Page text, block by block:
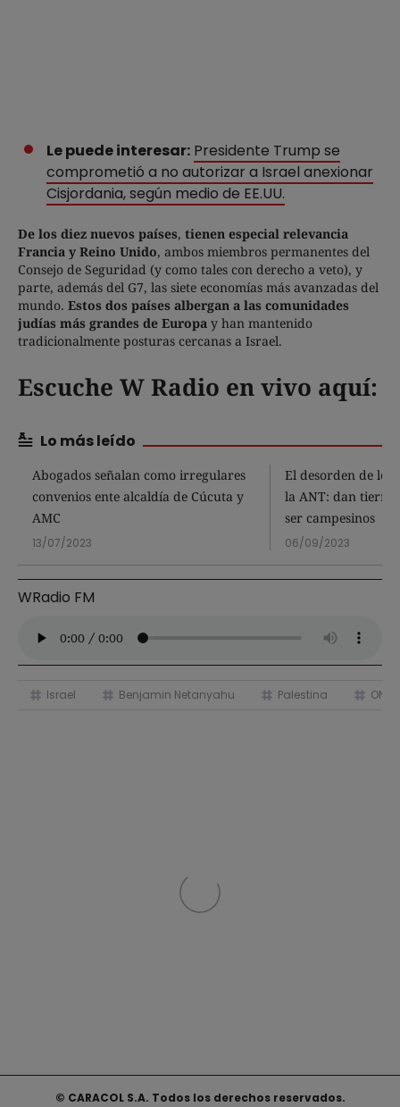
Le puede interesar: Presidente Trump se
comprometió a no autorizar a Israel anexionar
Cisjordania, según medio de EE.UU.
De los diez nuevos países, tienen especial relevancia
Francia y Reino Unido, ambos miembros permanentes del
Consejo de Seguridad (y como tales con derecho a veto), y
parte, además del G7, las siete economías más avanzadas del
mundo. Estos dos países albergan a las comunidades
judías más grandes de Europa y han mantenido
tradicionalmente posturas cercanas a Israel.
Escuche W Radio en vivo aquí:
Lo más leído
Abogados señalan como irregulares
convenios ente alcaldía de Cúcuta y
AMC
13/07/2023
El desorden de los
la ANT: dan
ser campesinos
06/09/2023
WRadio FM
Israel Benjamin Netanyahu Palestina ONU
© CARACOL S.A. Todos los derechos reservados.